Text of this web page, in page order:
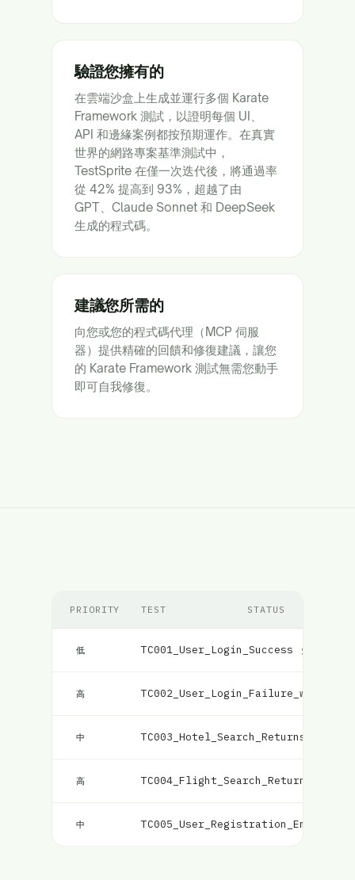
驗證您擁有的
在雲端沙盒上生成並運行多個 Karate
Framework 測試，以證明每個 UI、
API 和邊緣案例都按預期運作。在真實
世界的網路專案基準測試中，
TestSprite 在僅一次迭代後，將通過率
從 42% 提高到 93%，超越了由
GPT、Claude Sonnet 和 DeepSeek
生成的程式碼。
建議您所需的
向您或您的程式碼代理（MCP 伺服
器）提供精確的回饋和修復建議，讓您
的 Karate Framework 測試無需您動手
即可自我修復。
PRIORITY TEST STATUS
低 TC001_User_Login_Success 失敗
高
中
高
中